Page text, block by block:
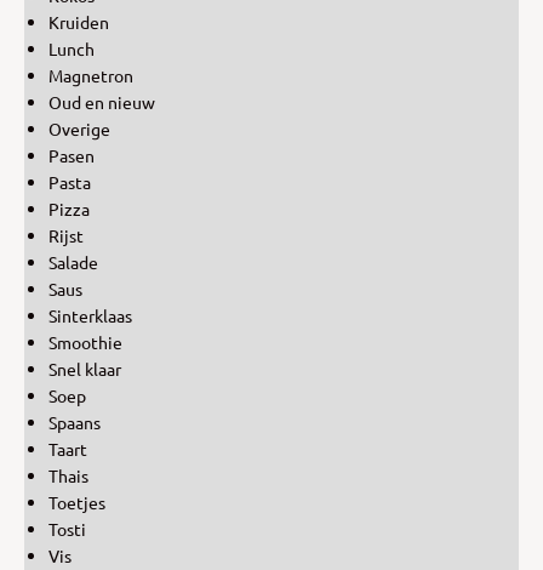
Kruiden
Lunch
Magnetron
Oud en nieuw
Overige
Pasen
Pasta
Pizza
Rijst
Salade
Saus
Sinterklaas
Smoothie
Snel klaar
Soep
Spaans
Taart
Thais
Toetjes
Tosti
Vis